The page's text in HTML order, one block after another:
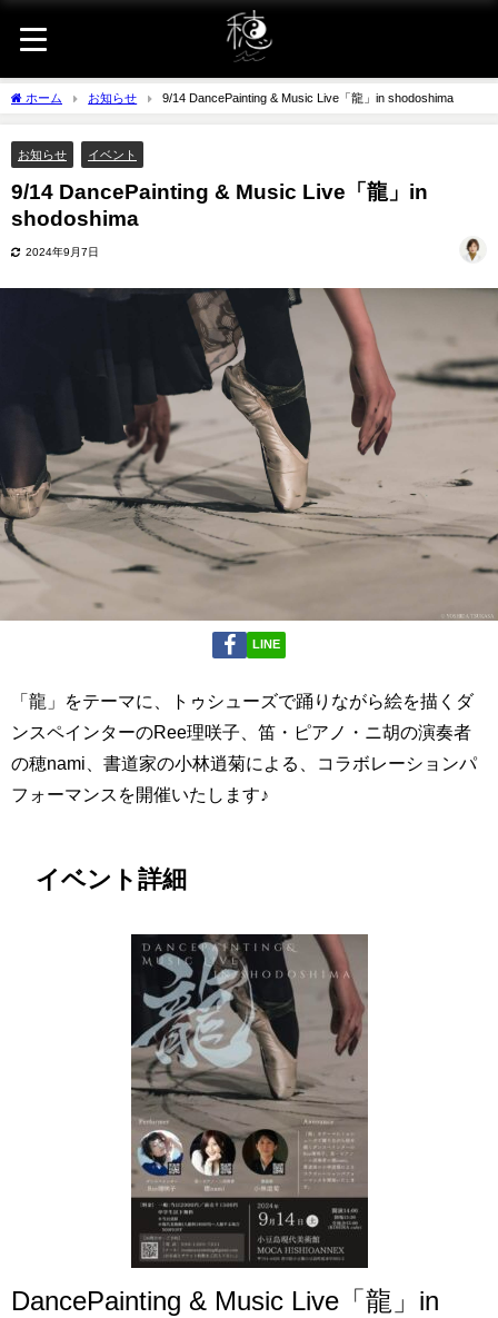
ホーム お知らせ 9/14 DancePainting & Music Live「龍」in shodoshima
お知らせ イベント
9/14 DancePainting & Music Live「龍」in
shodoshima
2024年9月7日
LINE
「龍」をテーマに、トゥシューズで踊りながら絵を描くダ
ンスペインターのRee理咲子、笛・ピアノ・ニ胡の演奏者
の穂nami、書道家の小林逍菊による、コラボレーションパ
フォーマンスを開催いたします♪
イベント詳細
DancePainting & Music Live「龍」in